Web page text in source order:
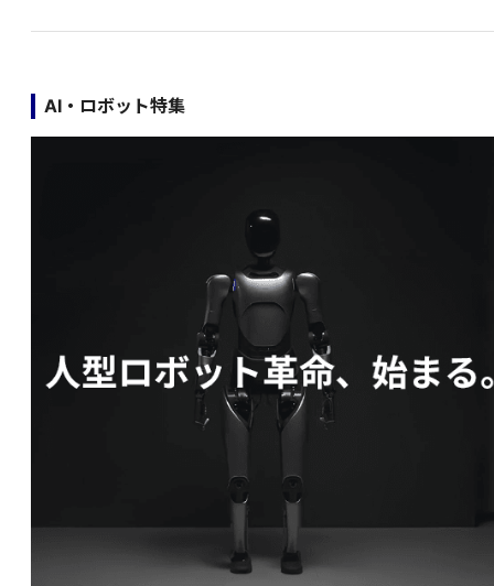
AI・ロボット特集